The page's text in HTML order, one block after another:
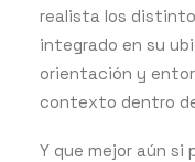
realista los
integrado en su
orientación y
contexto dentro
Y que mejor aún si